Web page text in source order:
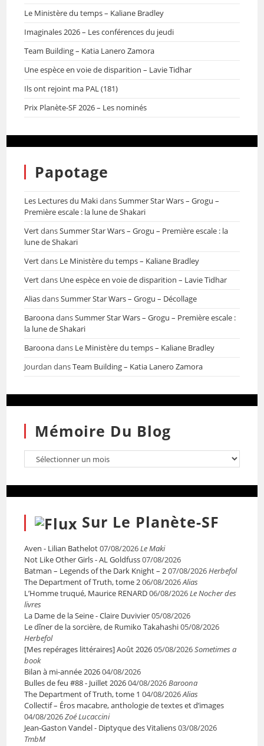
Le Ministère du temps – Kaliane Bradley
Imaginales 2026 – Les conférences du jeudi
Team Building – Katia Lanero Zamora
Une espèce en voie de disparition – Lavie Tidhar
Ils ont rejoint ma PAL (181)
Prix Planète-SF 2026 – Les nominés
Papotage
Les Lectures du MakidansSummer Star Wars – Grogu –
Première escale : la lune de Shakari
VertdansSummer Star Wars – Grogu – Première escale : la
lune de Shakari
Vertdans Le Ministère du temps – Kaliane Bradley
Vertdans Une espèce en voie de disparition – Lavie Tidhar
AliasdansSummer Star Wars – Grogu – Décollage
BaroonadansSummer Star Wars – Grogu – Première escale :
la lune de Shakari
Baroonadans Le Ministère du temps – Kaliane Bradley
Jourdan dansTeam Building – Katia Lanero Zamora
Mémoire Du Blog
Sur Le Planète-SF
Aven - Lilian Bathelot07/08/2026Le Maki
Not Like Other Girls - AL Goldfuss07/08/2026
Batman – Legends of the Dark Knight – 207/08/2026Herbefol
The Department of Truth, tome 206/08/2026Alias
L’Homme truqué, Maurice RENARD06/08/2026Le Nocher des
livres
La Dame de la Seine - Claire Duvivier05/08/2026
Le dîner de la sorcière, de Rumiko Takahashi05/08/2026
Herbefol
[Mes repérages littéraires] Août 202605/08/2026Sometimes a
book
Bilan à mi-année 202604/08/2026
Bulles de feu #88 - Juillet 202604/08/2026Baroona
The Department of Truth, tome 1 04/08/2026Alias
Collectif – Éros macabre, anthologie de textes et d’images
04/08/2026Zoé Lucaccini
Jean-Gaston Vandel - Diptyque des Vitaliens03/08/2026
TmbM